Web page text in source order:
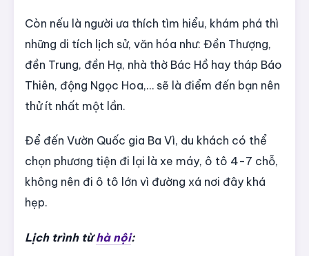
Còn nếu là người ưa thích tìm hiểu, khám phá thì
những di tích lịch sử, văn hóa như: Đền Thượng,
đền Trung, đền Hạ, nhà thờ Bác Hồ hay tháp Báo
Thiên, động Ngọc Hoa,… sẽ là điểm đến bạn nên
thử ít nhất một lần.
Để đến Vườn Quốc gia Ba Vì, du khách có thể
chọn phương tiện đi lại là xe máy, ô tô 4-7 chỗ,
không nên đi ô tô lớn vì đường xá nơi đây khá
hẹp.
Lịch trình từhà nội: